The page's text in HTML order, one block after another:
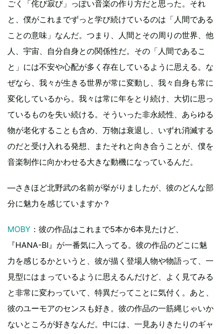
ごく「侘び寂び」っぽい音楽の作り方だと思った。それ
と、僕がこれまでずっと学び続けているのは「人間である
ことの意味」なんだ。つまり、人間とその周りの世界、他
人、宇宙、自分自身との関係性だ。その「人間であるこ
と」には不安や心配が多く存在しているように思える。な
ぜなら、我々が生きる世界が常に変動し、我々自身も常に
変化しているから。我々は常に年をとり続け、大切に思っ
ているものを失い続ける。そういった非永続性、あらゆる
物が老化することも含め、万物は衰退し、いずれ消滅する
のだと受け入れる発想、またそれと向き合うことが、僕を
音楽制作に向かわせる大きな動機になっているんだ。
―さきほど北野武の名前が挙がりましたが、彼のどんな部
分に魅力を感じていますか？
MOBY ：彼の作品はこれまで5本か6本見たけど、
『HANA-BI』が一番気に入ってる。彼の作品のどこに魅
力を感じるかというと、彼が描く登場人物や物語って、一
見型にはまっているように思えるんだけど、よく見てみる
と非常に変わっていて、特異だってことに気付く。あと、
彼のユーモアのセンスも好き。彼の作品の一筋縄じゃいか
ないところが好きなんだ。中には、一見ありきたりのギャ